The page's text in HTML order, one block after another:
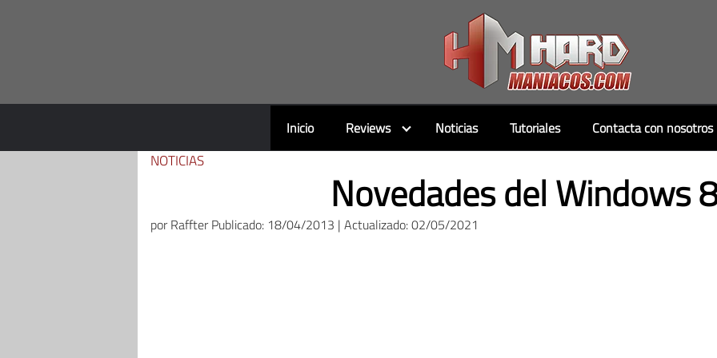
Inicio Reviews Noticias Tutoriales Contacta con nosotros
NOTICIAS
Novedades del Windows
porRaffter Publicado: 18/04/2013 | Actualizado: 02/05/2021